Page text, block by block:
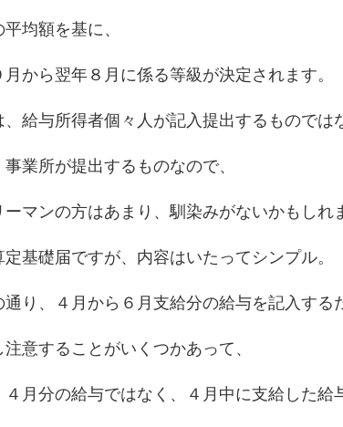
均額を基に、
月から翌年８月に係る等級が決定されます。
、給与所得者個々人が記入提出するものでは
業所が提出するものなので、
ーマンの方はあまり、馴染みがないかもしれ
定基礎届ですが、内容はいたってシンプル。
通り、４月から６月支給分の給与を記入する
注意することがいくつかあって、
４月分の給与ではなく、４月中に支給した給